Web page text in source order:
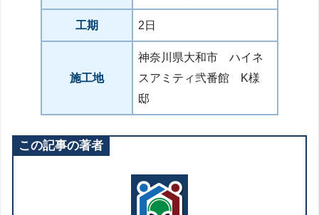
工期 2日
施工地
神奈川県大和市 ハイネ
スアミティ弐番館 K様
邸
この記事の著者